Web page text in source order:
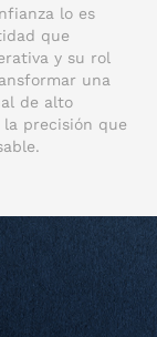
lo es
que
y su rol
una
de alto
precisión que